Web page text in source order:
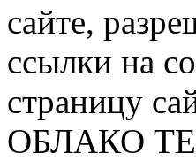
сайте,
ссылки на
страницу
ОБЛАКО